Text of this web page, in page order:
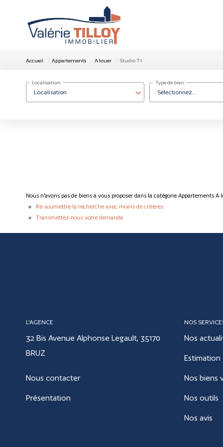
Accueil Appartements A louer Studio T1
Localisation
Localisation
Sélectionnez...
Type de bien
Nous n'avons pas de biens à vous proposer dans la catégorie Appartements
Re-soumettre la recherche avec moins de critères.
Transmettez-nous votre demande
L'AGENCE
32 Bis Avenue Alphonse Legault, 35170
BRUZ
Nous contacter
Présentation
NOS
Nos
Estimation
Nos biens
Nos outils
Nos avis